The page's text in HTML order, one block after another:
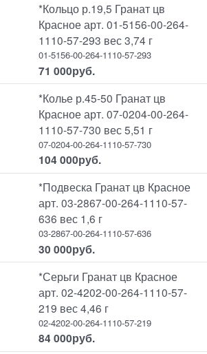
*Кольцо р.19,5 Гранат цв
Красное арт. 01-5156-00-264-
1110-57-293 вес 3,74 г
01-5156-00-264-1110-57-293
71 000руб.
*Колье р.45-50 Гранат цв
Красное арт. 07-0204-00-264-
1110-57-730 вес 5,51 г
07-0204-00-264-1110-57-730
104 000руб.
*Подвеска Гранат цв Красное
арт. 03-2867-00-264-1110-57-
636 вес 1,6 г
03-2867-00-264-1110-57-636
30 000руб.
*Серьги Гранат цв Красное
арт. 02-4202-00-264-1110-57-
219 вес 4,46 г
02-4202-00-264-1110-57-219
84 000руб.